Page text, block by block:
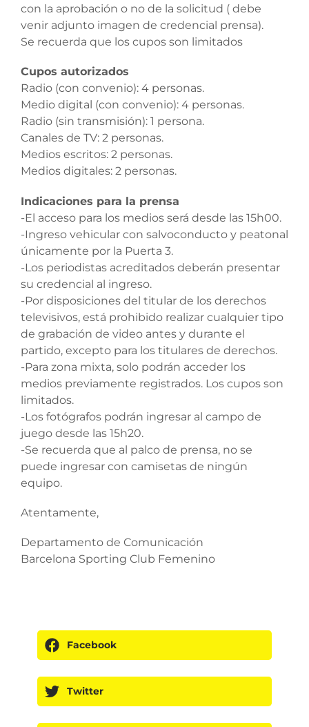
con la aprobación o no de la solicitud ( debe
venir adjunto imagen de credencial prensa).
Se recuerda que los cupos son limitados
Cupos autorizados
Radio (con convenio): 4 personas.
Medio digital (con convenio): 4 personas.
Radio (sin transmisión): 1 persona.
Canales de TV: 2 personas.
Medios escritos: 2 personas.
Medios digitales: 2 personas.
Indicaciones para la prensa
-El acceso para los medios será desde las 15h00.
-Ingreso vehicular con salvoconducto y peatonal
únicamente por la Puerta 3.
-Los periodistas acreditados deberán presentar
su credencial al ingreso.
-Por disposiciones del titular de los derechos
televisivos, está prohibido realizar cualquier tipo
de grabación de video antes y durante el
partido, excepto para los titulares de derechos.
-Para zona mixta, solo podrán acceder los
medios previamente registrados. Los cupos son
limitados.
-Los fotógrafos podrán ingresar al campo de
juego desde las 15h20.
-Se recuerda que al palco de prensa, no se
puede ingresar con camisetas de ningún
equipo.
Atentamente,
Departamento de Comunicación
Barcelona Sporting Club Femenino
Facebook
Twitter